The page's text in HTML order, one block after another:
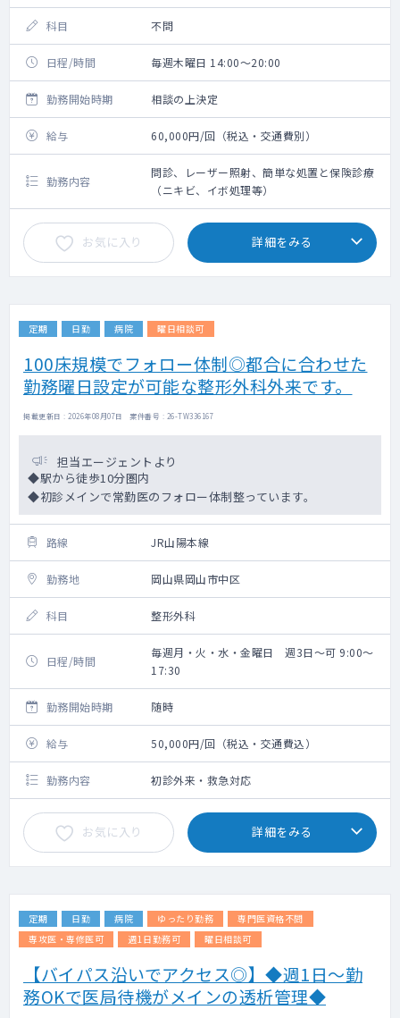
科目 不問
日程/時間 毎週木曜日 14:00～20:00
勤務開始時期 相談の上決定
給与 60,000円/回（税込・交通費別）
勤務内容
問診、レーザー照射、簡単な処置と保険診療
（ニキビ、イボ処理等）
お気に入り 詳細をみる
定期 日勤 病院 曜日相談可
100床規模でフォロー体制◎都合に合わせた
勤務曜日設定が可能な整形外科外来です。
掲載更新日 : 2026年08月07日 案件番号 : 26-TW336167
担当エージェントより
◆駅から徒歩10分圏内
◆初診メインで常勤医のフォロー体制整っています。
路線 JR山陽本線
勤務地 岡山県岡山市中区
科目 整形外科
日程/時間
毎週月・火・水・金曜日 週3日～可 9:00～
17:30
勤務開始時期 随時
給与 50,000円/回（税込・交通費込）
勤務内容 初診外来・救急対応
お気に入り 詳細をみる
定期 日勤 病院 ゆったり勤務
専門医資格不問
専攻医・専修医可
週1日勤務可 曜日相談可
【バイパス沿いでアクセス◎】◆週1日～勤
務OKで医局待機がメインの透析管理◆